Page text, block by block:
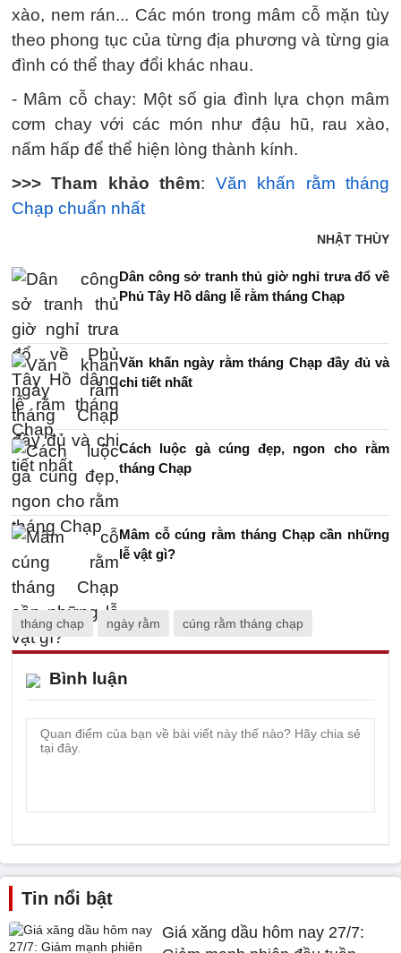
xào, nem rán... Các món trong mâm cỗ mặn tùy
theo phong tục của từng địa phương và từng gia
đình có thể thay đổi khác nhau.
- Mâm cỗ chay: Một số gia đình lựa chọn mâm
cơm chay với các món như đậu hũ, rau xào,
nấm hấp để thể hiện lòng thành kính.
>>> Tham khảo thêm: Văn khấn rằm tháng
Chạp chuẩn nhất
NHẬT THÙY
Dân công sở tranh thủ giờ nghỉ trưa đổ về
Phủ Tây Hồ dâng lễ rằm tháng Chạp
Văn khấn ngày rằm tháng Chạp đầy đủ và
chi tiết nhất
Cách luộc gà cúng đẹp, ngon cho rằm
tháng Chạp
Mâm cỗ cúng rằm tháng Chạp cần những
lễ vật gì?
tháng chạp ngày rằm cúng rằm tháng chạp
Bình luận
Tin nổi bật
Giá xăng dầu hôm nay 27/7: